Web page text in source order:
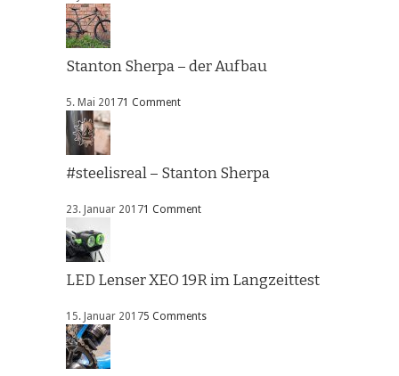
Stanton Sherpa – der Aufbau
5. Mai 20171 Comment
#steelisreal – Stanton Sherpa
23. Januar 20171 Comment
LED Lenser XEO 19R im Langzeittest
15. Januar 20175 Comments